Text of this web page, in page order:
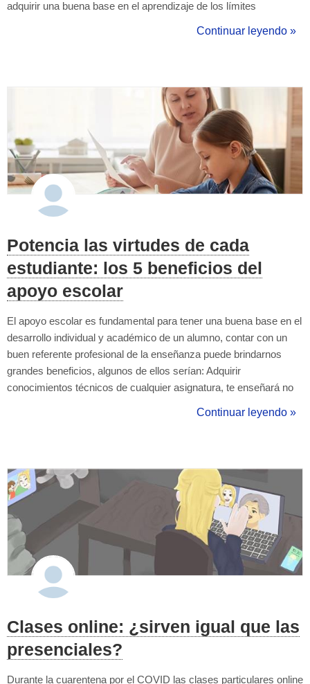
adquirir una buena base en el aprendizaje de los límites
resolverlos, posibles usos, adecuación en la resolución según el
Continuar leyendo »
Potencia las virtudes de cada
estudiante: los 5 beneficios del
apoyo escolar
El apoyo escolar es fundamental para tener una buena base en el
desarrollo individual y académico de un alumno, contar con un
buen referente profesional de la enseñanza puede brindarnos
grandes beneficios, algunos de ellos serían: Adquirir
conocimientos técnicos de cualquier asignatura, te enseñará no
establecer una serie de habilidades para la resolución de los
Continuar leyendo »
Clases online: ¿sirven igual que las
presenciales?
Durante la cuarentena por el COVID las clases particulares online